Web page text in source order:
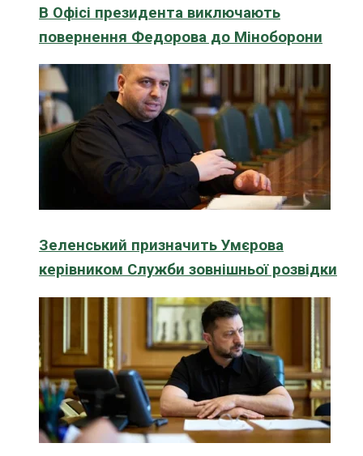
В Офісі президента виключають
повернення Федорова до Міноборони
Зеленський призначить Умєрова
керівником Служби зовнішньої розвідки